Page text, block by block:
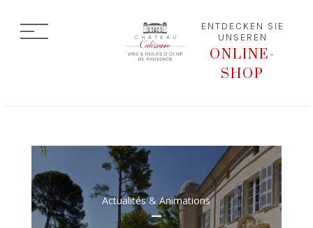
ENTDECKEN SIE
UNSEREN
ONLINE-
SHOP
Actualités & Animations